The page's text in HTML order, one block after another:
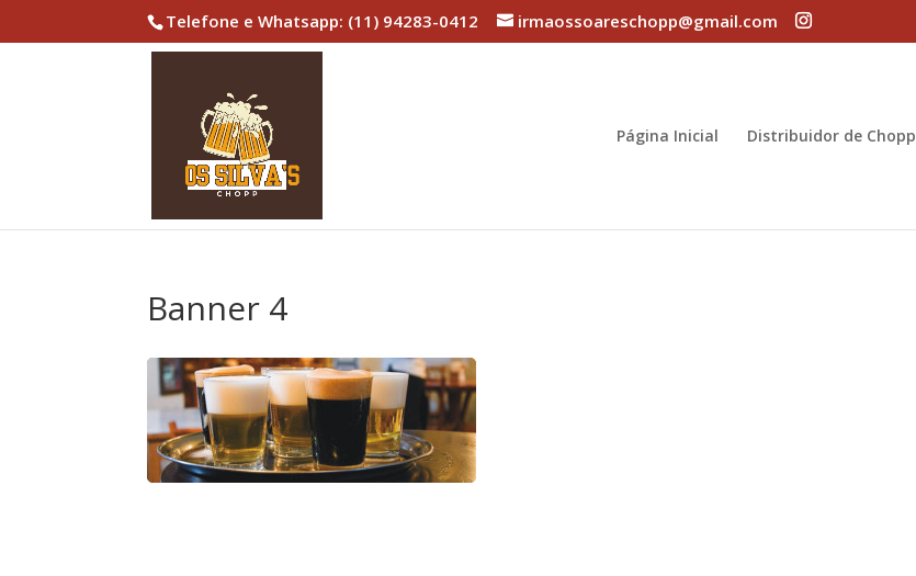
Telefone e Whatsapp: (11) 94283-0412 irmaossoareschopp@gmail.com
Página Inicial Distribuidor de Chopp
Banner 4